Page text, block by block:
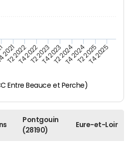
Entre Beauce et Perche)
T2 2022T4 2022T2 2023T4 2023T2 2024T4 2024T2 2025T4 2025
Pontgouin
(28190)
Eure-et-Loir